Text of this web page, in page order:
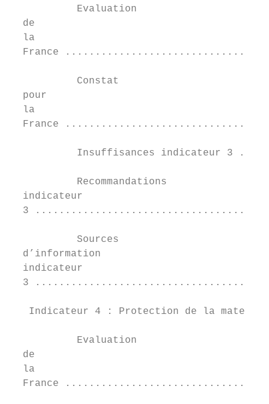
           Evaluation
de
la
France
           Constat
pour
la
France
Insuffisances indicateur 3
           Recommandations
indicateur
3
           Sources
d’information
indicateur
3
Indicateur 4 : Protection de la
           Evaluation
de
la
France